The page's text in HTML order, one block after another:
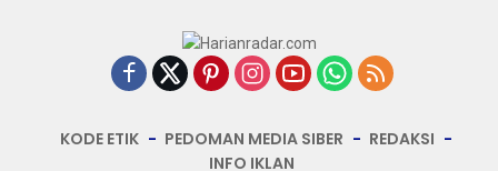
KODE ETIK PEDOMAN MEDIA SIBER
REDAKSI
INFO IKLAN